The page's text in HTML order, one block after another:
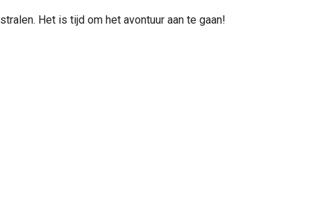
Het is tijd om het avontuur aan te gaan!